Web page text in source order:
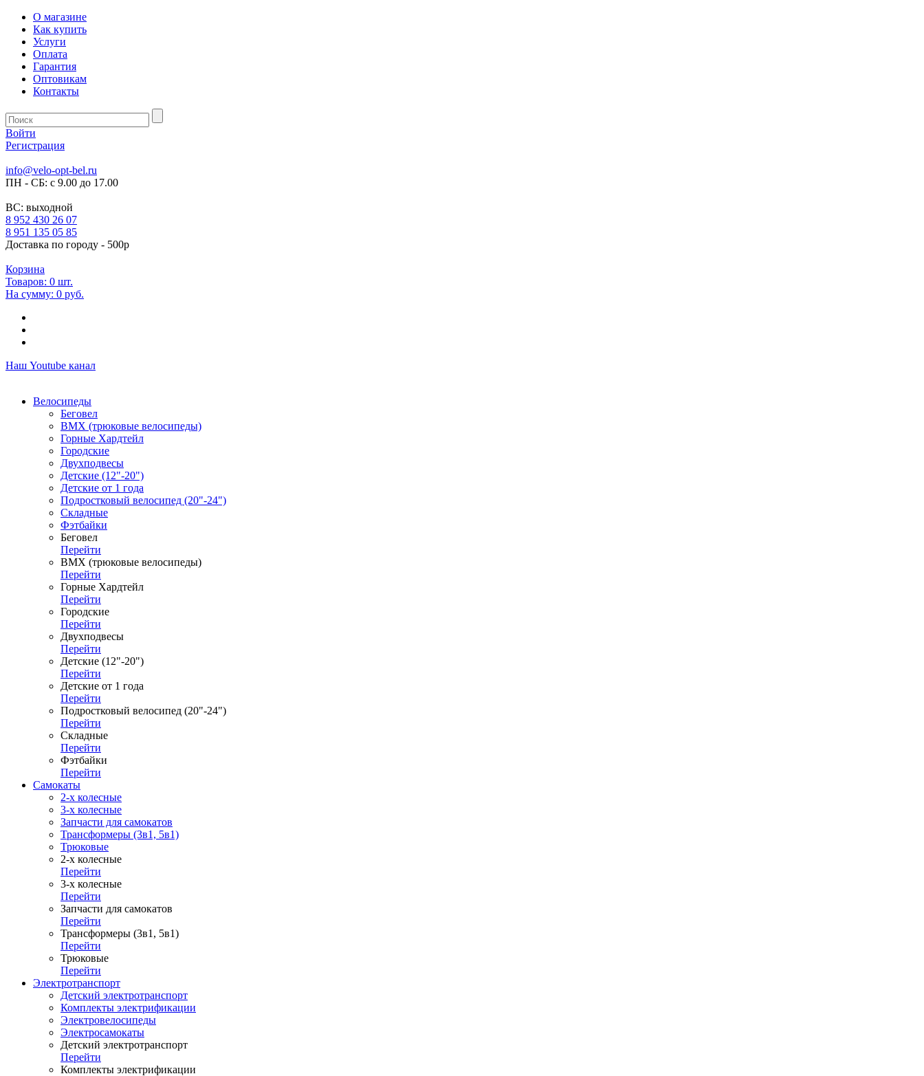
О магазине
Как купить
Услуги
Оплата
Гарантия
Оптовикам
Контакты
Войти
Регистрация
info@velo-opt-bel.ru
ПН - СБ: с 9.00 до 17.00
ВС: выходной
8 952 430 26 07
8 951 135 05 85
Доставка по городу - 500р
Корзина
Товаров: 0 шт.
На сумму: 0 руб.
Наш Youtube канал
Велосипеды
Беговел
ВМХ (трюковые велосипеды)
Горные Хардтейл
Городские
Двухподвесы
Детские (12"-20")
Детские от 1 года
Подростковый велосипед (20"-24")
Складные
Фэтбайки
Беговел
Перейти
ВМХ (трюковые велосипеды)
Перейти
Горные Хардтейл
Перейти
Городские
Перейти
Двухподвесы
Перейти
Детские (12"-20")
Перейти
Детские от 1 года
Перейти
Подростковый велосипед (20"-24")
Перейти
Складные
Перейти
Фэтбайки
Перейти
Самокаты
2-х колесные
3-х колесные
Запчасти для самокатов
Трансформеры (3в1, 5в1)
Трюковые
2-х колесные
Перейти
3-х колесные
Перейти
Запчасти для самокатов
Перейти
Трансформеры (3в1, 5в1)
Перейти
Трюковые
Перейти
Электротранспорт
Детский электротранспорт
Комплекты электрификации
Электровелосипеды
Электросамокаты
Детский электротранспорт
Перейти
Комплекты электрификации